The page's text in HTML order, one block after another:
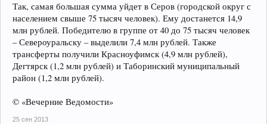
Так, самая большая сумма уйдет в Серов (городской округ с
населением свыше 75 тысяч человек). Ему достанется 14,9
млн рублей. Победителю в группе от 40 до 75 тысяч человек
– Североуральску – выделили 7,4 млн рублей. Также
трансферты получили Красноуфимск (4,9 млн рублей),
Дегтярск (1,2 млн рублей) и Таборинский муниципальный
район (1,2 млн рублей).
© «Вечерние Ведомости»
25 сен 2013